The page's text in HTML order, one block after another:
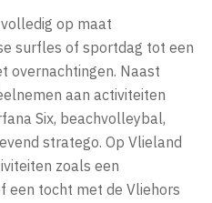
op maat
surfles of sportdag tot een
overnachtingen. Naast
aan activiteiten
Six, beachvolleybal,
stratego. Op Vlieland
zoals een
een tocht met de Vliehors